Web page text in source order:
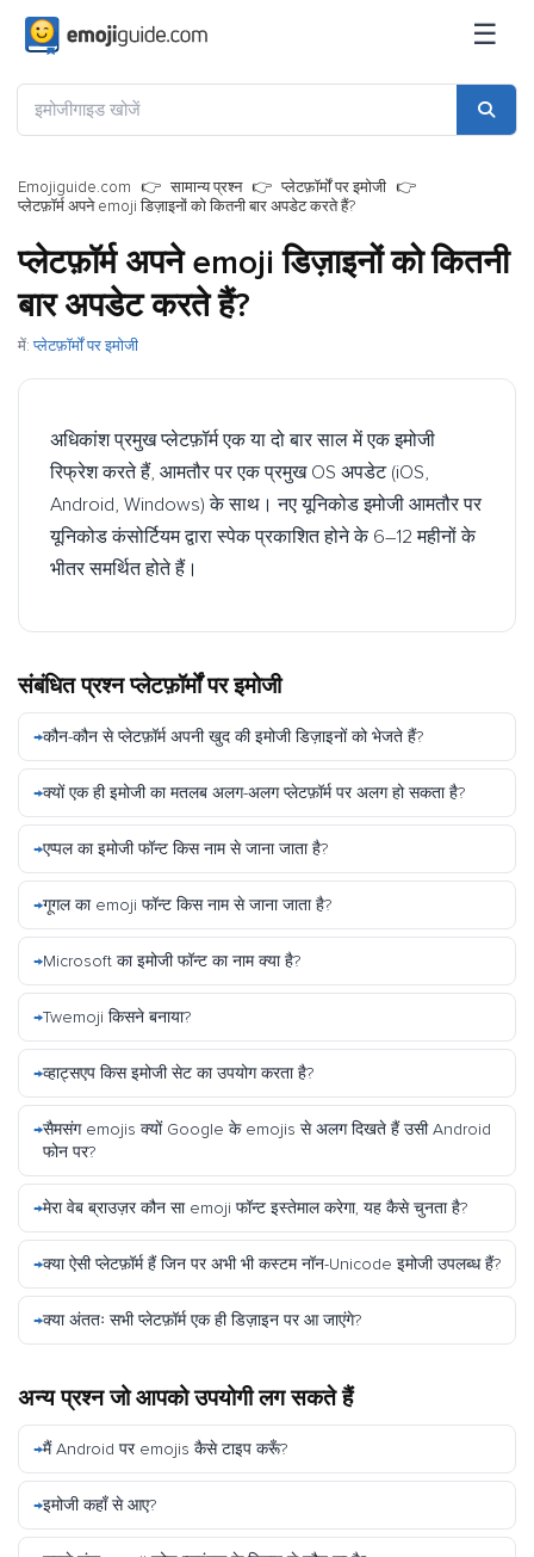
☰
Emojiguide.com सामान्य प्रश्न
प्लेटफ़ॉर्मों पर इमोजी
प्लेटफ़ॉर्म अपने emoji डिज़ाइनों को कितनी बार अपडेट करते हैं?
प्लेटफ़ॉर्म अपने emoji डिज़ाइनों को कितनी
बार अपडेट करते हैं?
में:प्लेटफ़ॉर्मों पर इमोजी
अधिकांश प्रमुख प्लेटफ़ॉर्म एक या दो बार साल में एक इमोजी
रिफ्रेश करते हैं, आमतौर पर एक प्रमुख OS अपडेट (iOS,
Android, Windows) के साथ। नए यूनिकोड इमोजी आमतौर पर
यूनिकोड कंसोर्टियम द्वारा स्पेक प्रकाशित होने के 6–12 महीनों के
भीतर समर्थित होते हैं।
संबंधित प्रश्नप्लेटफ़ॉर्मों पर इमोजी
कौन-कौन से प्लेटफ़ॉर्म अपनी खुद की इमोजी डिज़ाइनों को भेजते हैं?
क्यों एक ही इमोजी का मतलब अलग-अलग प्लेटफ़ॉर्म पर अलग हो सकता है?
एप्पल का इमोजी फॉन्ट किस नाम से जाना जाता है?
गूगल का emoji फॉन्ट किस नाम से जाना जाता है?
Microsoft का इमोजी फॉन्ट का नाम क्या है?
Twemoji किसने बनाया?
व्हाट्सएप किस इमोजी सेट का उपयोग करता है?
सैमसंग emojis क्यों Google के emojis से अलग दिखते हैं उसी Android
फोन पर?
मेरा वेब ब्राउज़र कौन सा emoji फॉन्ट इस्तेमाल करेगा, यह कैसे चुनता है?
क्या ऐसी प्लेटफ़ॉर्म हैं जिन पर अभी भी कस्टम नॉन-Unicode इमोजी उपलब्ध हैं?
क्या अंततः सभी प्लेटफ़ॉर्म एक ही डिज़ाइन पर आ जाएंगे?
अन्य प्रश्न जो आपको उपयोगी लग सकते हैं
मैं Android पर emojis कैसे टाइप करूँ?
इमोजी कहाँ से आए?